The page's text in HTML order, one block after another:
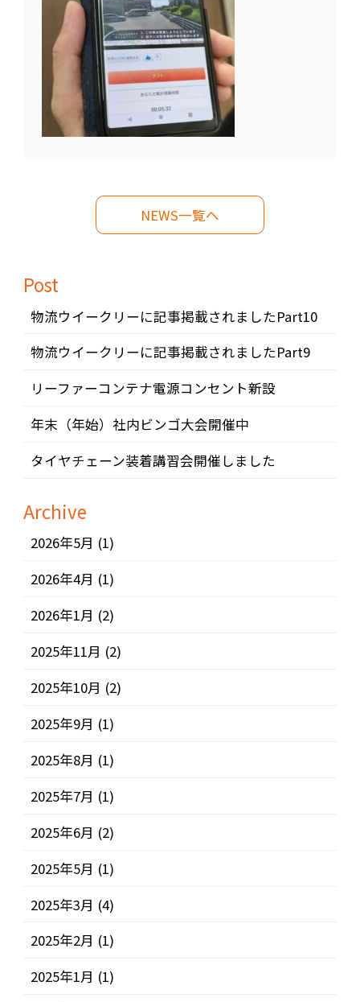
NEWS一覧へ
Post
物流ウイークリーに記事掲載されましたPart10
物流ウイークリーに記事掲載されましたPart9
リーファーコンテナ電源コンセント新設
年末（年始）社内ビンゴ大会開催中
タイヤチェーン装着講習会開催しました
Archive
2026年5月 (1)
2026年4月 (1)
2026年1月 (2)
2025年11月 (2)
2025年10月 (2)
2025年9月 (1)
2025年8月 (1)
2025年7月 (1)
2025年6月 (2)
2025年5月 (1)
2025年3月 (4)
2025年2月 (1)
2025年1月 (1)